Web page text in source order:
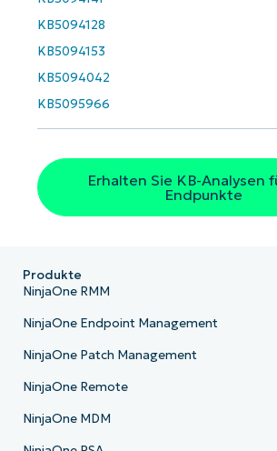
KB5094128
KB5094153
KB5094042
KB5095966
Erhalten Sie KB-Analysen
Endpunkte
Phone
number*
Land
name*
Produkte
NinjaOne RMM
NinjaOne Endpoint Management
NinjaOne Patch Management
NinjaOne Remote
NinjaOne MDM